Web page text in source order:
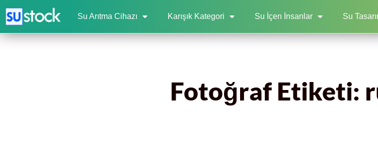
Su Arıtma Cihazı Karışık Kategori Su İçen İnsanlar Su
Fotoğraf Etiketi: